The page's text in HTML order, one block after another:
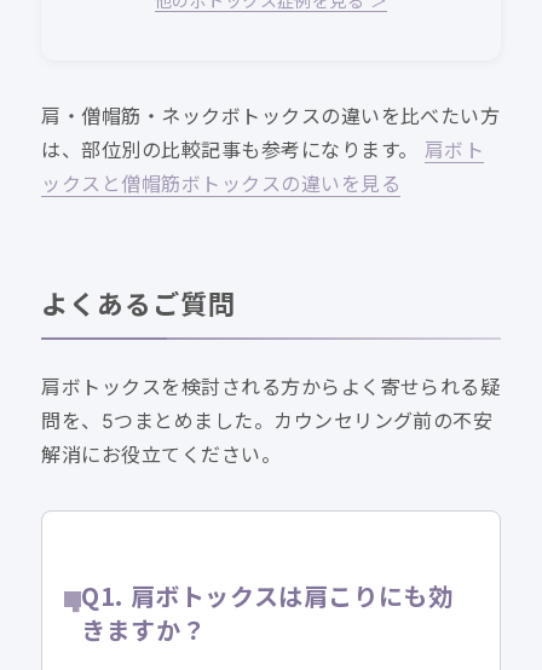
肩・僧帽筋・ネックボトックスの違いを比べたい方
は、部位別の比較記事も参考になります。 肩ボト
ックスと僧帽筋ボトックスの違いを見る
よくあるご質問
肩ボトックスを検討される方からよく寄せられる疑
問を、5つまとめました。カウンセリング前の不安
解消にお役立てください。
Q1. 肩ボトックスは肩こりにも効
きますか？